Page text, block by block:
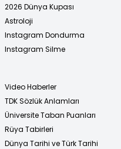
2026 Dünya Kupası
Astroloji
Instagram Dondurma
Instagram Silme
Video Haberler
TDK Sözlük Anlamları
Üniversite Taban Puanları
Rüya Tabirleri
Dünya Tarihi ve Türk Tarihi